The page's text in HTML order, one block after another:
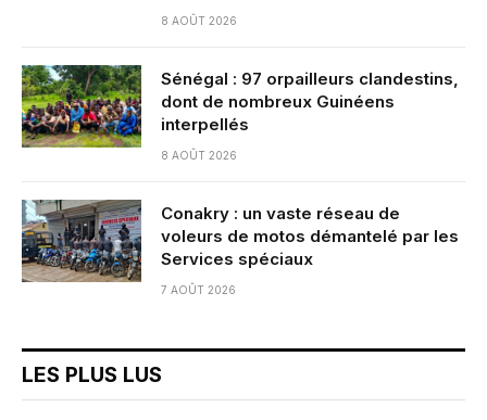
8 AOÛT 2026
Sénégal : 97 orpailleurs clandestins,
dont de nombreux Guinéens
interpellés
8 AOÛT 2026
Conakry : un vaste réseau de
voleurs de motos démantelé par les
Services spéciaux
7 AOÛT 2026
LES PLUS LUS